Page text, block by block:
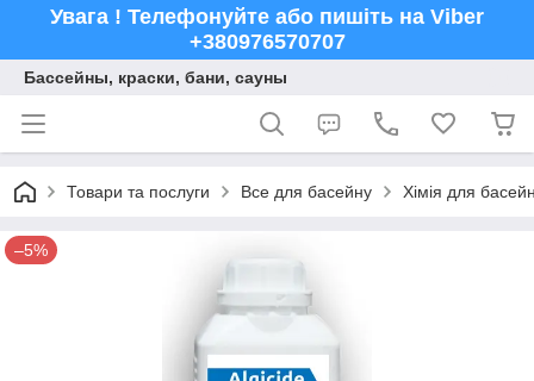
Увага ! Телефонуйте або пишіть на Viber
+380976570707
Бассейны, краски, бани, сауны
Товари та послуги Все для басейну Хімія для
–5%